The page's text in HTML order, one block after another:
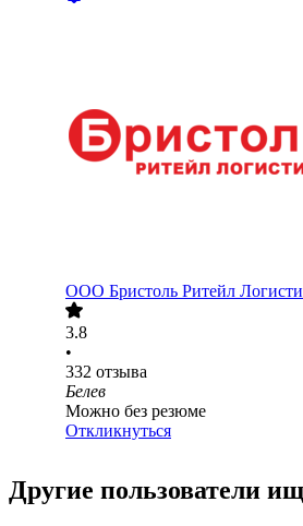
ООО Бристоль Ритейл
3.8
•
332 отзыва
Белев
Можно без резюме
Откликнуться
Другие пользователи